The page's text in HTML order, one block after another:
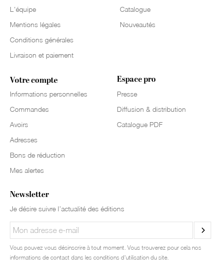
L'équipe
Mentions légales
Conditions générales
Livraison et paiement
Catalogue
Nouveautés
Votre compte
Informations personnelles
Commandes
Avoirs
Adresses
Bons de réduction
Mes alertes
Espace pro
Presse
Diffusion & distribution
Catalogue PDF
Newsletter
Je désire suivre l’actualité des éditions
Vous pouvez vous désinscrire à tout moment. Vous trouverez pour cela nos
informations de contact dans les conditions d'utilisation du site.